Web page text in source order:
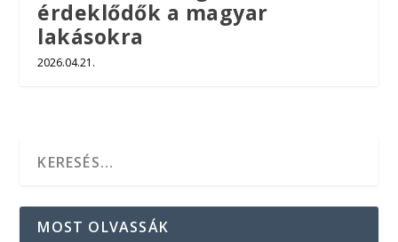
érdeklődők a magyar
lakásokra
2026.04.21.
MOST OLVASSÁK